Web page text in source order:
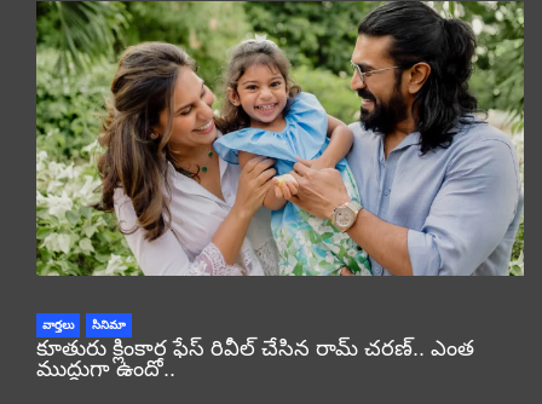
వార్తలు సినిమా
కూతురు క్లింకార ఫేస్ రివీల్ చేసిన రామ్ చరణ్.. ఎంత
ముద్దుగా ఉందో..